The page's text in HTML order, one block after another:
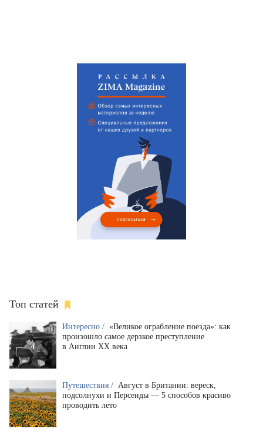
Топ статей
Интересно / «Великое ограбление поезда»: как
произошло самое дерзкое преступление
в Англии XX века
Путешествия / Август в Британии: вереск,
подсолнухи и Персеиды — 5 способов красиво
проводить лето